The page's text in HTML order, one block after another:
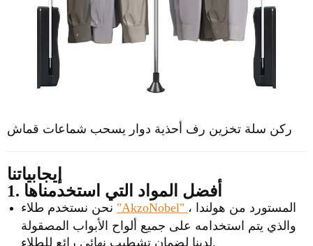
ركن سلة تخزين رف أحذية دوار يسحب شماعات قماش
إيجابياتنا
1. أفضل المواد التي استخدمناها
"AkzoNobel" المستورد من هولندا ،
والذي يتم استخدامه على جميع ألواح الأبواب المصقولة